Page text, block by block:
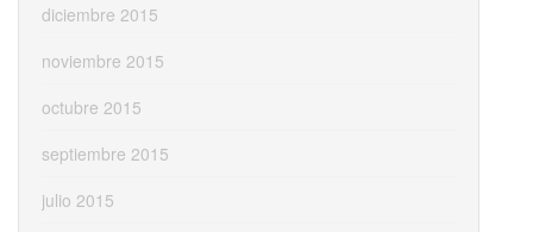
diciembre 2015
noviembre 2015
octubre 2015
septiembre 2015
julio 2015